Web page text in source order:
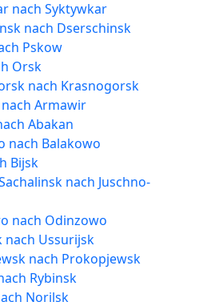
nach Syktywkar
nach Dserschinsk
Pskow
Orsk
nach Krasnogorsk
Armawir
Abakan
nach Balakowo
Bijsk
nach Juschno-
nach Odinzowo
nach Ussurijsk
nach Prokopjewsk
Rybinsk
Norilsk